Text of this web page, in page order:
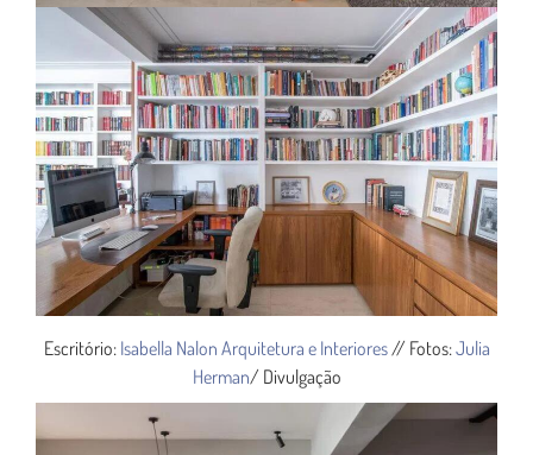
Escritório: Isabella Nalon Arquitetura e Interiores// Fotos:Julia
Herman/ Divulgação